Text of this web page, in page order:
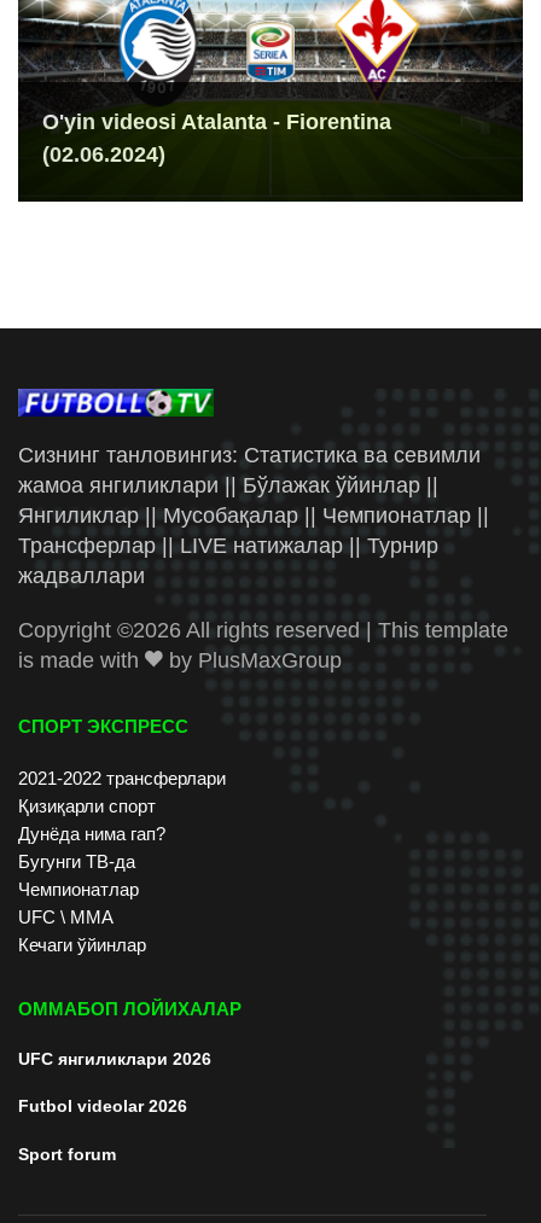
O'yin videosi Atalanta - Fiorentina
(02.06.2024)
Сизнинг танловингиз: Статистика ва севимли
жамоа янгиликлари || Бўлажак ўйинлар ||
Янгиликлар || Мусобақалар || Чемпионатлар ||
Трансферлар || LIVE натижалар || Турнир
жадваллари
Copyright ©2026 All rights reserved | This template
is made with
by PlusMaxGroup
СПОРТ ЭКСПРЕСС
2021-2022 трансферлари
Қизиқарли спорт
Дунёда нима гап?
Бугунги ТВ-да
Чемпионатлар
UFC \ ММА
Кечаги ўйинлар
ОММАБОП ЛОЙИХАЛАР
UFC янгиликлари 2026
Futbol videolar 2026
Sport forum